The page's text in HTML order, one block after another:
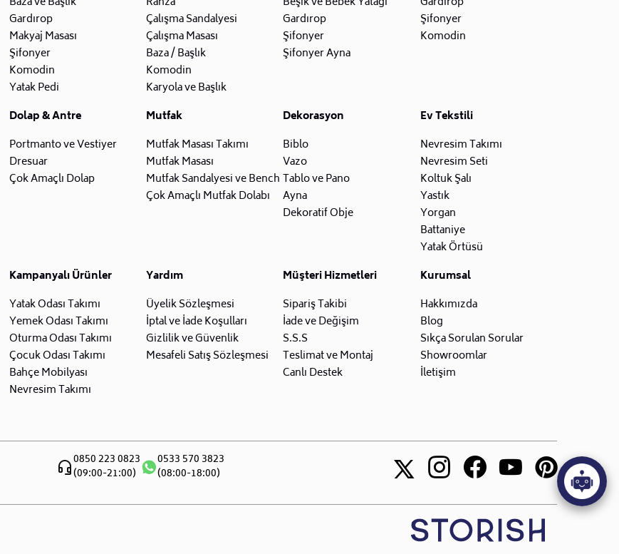
Gardırop
Makyaj Masası
Şifonyer
Komodin
Yatak Pedi
Çalışma Sandalyesi
Çalışma Masası
Baza / Başlık
Komodin
Karyola ve Başlık
Gardırop
Şifonyer
Şifonyer Ayna
Şifonyer
Komodin
Dolap & Antre
Portmanto ve Vestiyer
Dresuar
Çok Amaçlı Dolap
Mutfak
Mutfak Masası Takımı
Mutfak Masası
Mutfak Sandalyesi ve Bench
Çok Amaçlı Mutfak Dolabı
Dekorasyon
Biblo
Vazo
Tablo ve Pano
Ayna
Dekoratif Obje
Ev Tekstili
Nevresim Takımı
Nevresim Seti
Koltuk Şalı
Yastık
Yorgan
Battaniye
Yatak Örtüsü
Kampanyalı Ürünler
Yatak Odası Takımı
Yemek Odası Takımı
Oturma Odası Takımı
Çocuk Odası Takımı
Bahçe Mobilyası
Nevresim Takımı
Yardım
Üyelik Sözleşmesi
İptal ve İade Koşulları
Gizlilik ve Güvenlik
Mesafeli Satış Sözleşmesi
Müşteri Hizmetleri
Sipariş Takibi
İade ve Değişim
S.S.S
Teslimat ve Montaj
Canlı Destek
Kurumsal
Hakkımızda
Blog
Sıkça Sorulan Sorular
Showroomlar
İletişim
0850 223 0823
(09:00-21:00)
0533 570 3823
(08:00-18:00)